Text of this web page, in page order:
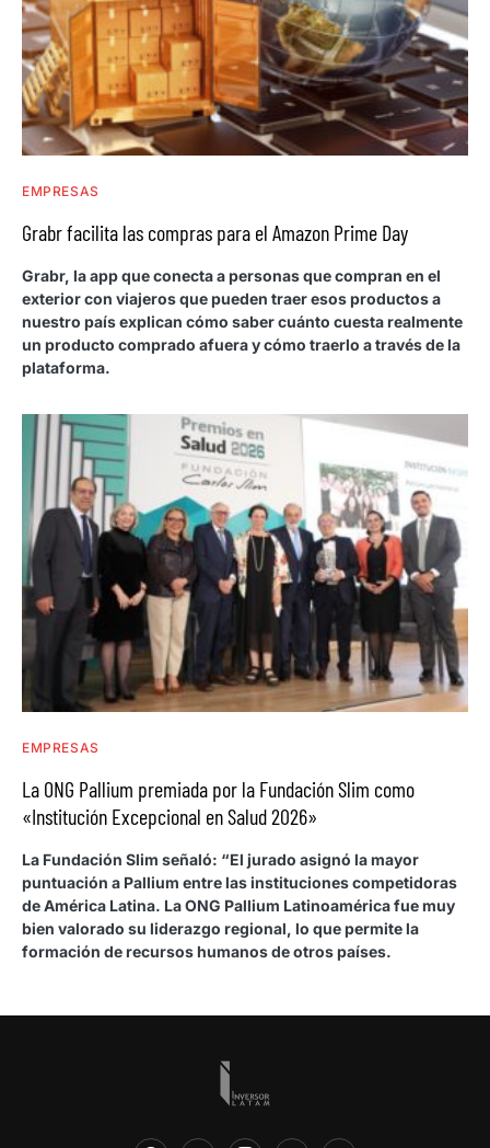
EMPRESAS
Grabr facilita las compras para el Amazon Prime Day
Grabr, la app que conecta a personas que compran en el
exterior con viajeros que pueden traer esos productos a
nuestro país explican cómo saber cuánto cuesta realmente
un producto comprado afuera y cómo traerlo a través de la
plataforma.
EMPRESAS
La ONG Pallium premiada por la Fundación Slim como
«Institución Excepcional en Salud 2026»
La Fundación Slim señaló: “El jurado asignó la mayor
puntuación a Pallium entre las instituciones competidoras
de América Latina. La ONG Pallium Latinoamérica fue muy
bien valorado su liderazgo regional, lo que permite la
formación de recursos humanos de otros países.